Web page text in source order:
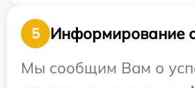
5
Информирование
Мы сообщим Вам о